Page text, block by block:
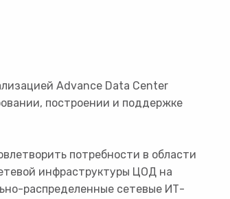
Advance Data Center
построении и поддержке
потребности в области
инфраструктуры ЦОД на
распределенные сетевые ИТ-